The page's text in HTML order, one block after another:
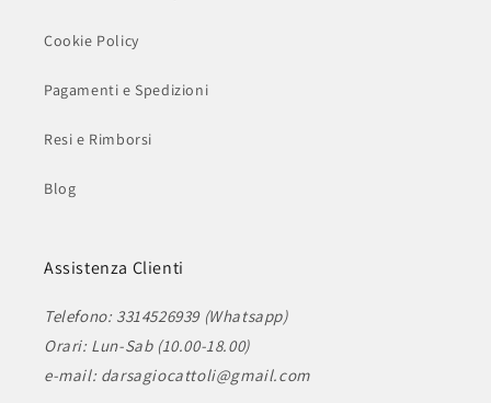
Cookie Policy
Pagamenti e Spedizioni
Resi e Rimborsi
Blog
Assistenza Clienti
Telefono: 3314526939 (Whatsapp)
Orari: Lun-Sab (10.00-18.00)
e-mail: darsagiocattoli@gmail.com